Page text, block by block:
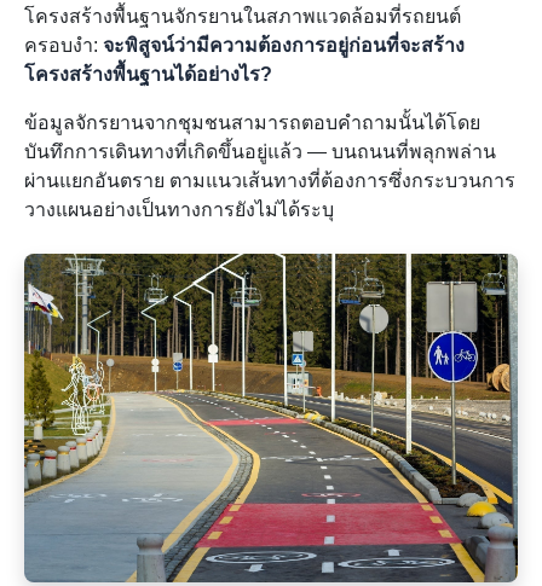
โครงสร้างพื้นฐานจักรยานในสภาพแวดล้อมที่รถยนต์
ครอบงำ: จะพิสูจน์ว่ามีความต้องการอยู่ก่อนที่จะสร้าง
โครงสร้างพื้นฐานได้อย่างไร?
ข้อมูลจักรยานจากชุมชนสามารถตอบคำถามนั้นได้โดย
บันทึกการเดินทางที่เกิดขึ้นอยู่แล้ว — บนถนนที่พลุกพล่าน
ผ่านแยกอันตราย ตามแนวเส้นทางที่ต้องการซึ่งกระบวนการ
วางแผนอย่างเป็นทางการยังไม่ได้ระบุ